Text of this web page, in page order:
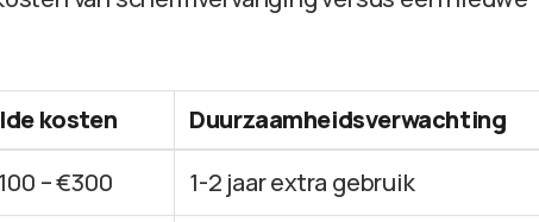
kosten
Duurzaamheidsverwachting
– €300 1-2 jaar extra gebruik